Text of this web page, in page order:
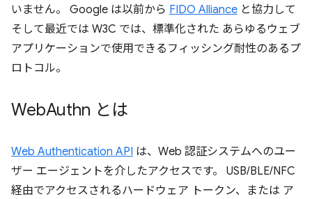
いません。 Google は以前から FIDO Alliance と協力して
そして最近では W3C では、標準化された あらゆるウェブ
アプリケーションで使用できるフィッシング耐性のあるプ
ロトコル。
WebAuthn とは
Web Authentication API は、Web 認証システムへのユー
ザー エージェントを介したアクセスです。 USB/BLE/NFC
経由でアクセスされるハードウェア トークン、または ア